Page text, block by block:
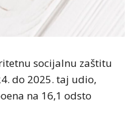
socijalnu zaštitu
do 2025. taj udio,
na 16,1 odsto